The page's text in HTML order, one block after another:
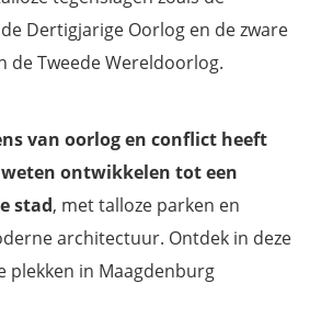
Dertigjarige Oorlog en de zware
de Tweede Wereldoorlog.
van oorlog en conflict heeft
ontwikkelen tot een
stad, met talloze parken en
architectuur. Ontdek in deze
plekken in Maagdenburg